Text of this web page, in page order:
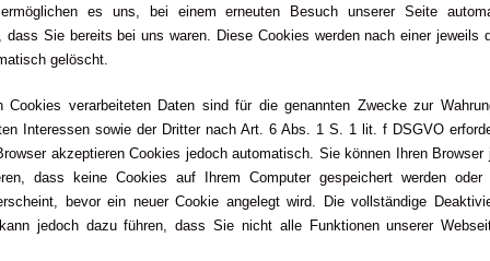
es uns, bei einem erneuten Besuch unserer Seite
dass Sie bereits bei uns waren. Diese Cookies werden nach einer jeweils
gelöscht.
Cookies verarbeiteten Daten sind für die genannten Zwecke zur
Interessen sowie der Dritter nach Art. 6 Abs. 1 S. 1 lit. f DSGVO
akzeptieren Cookies jedoch automatisch. Sie können Ihren Browser
dass keine Cookies auf Ihrem Computer gespeichert werden
bevor ein neuer Cookie angelegt wird. Die vollständige
jedoch dazu führen, dass Sie nicht alle Funktionen unserer